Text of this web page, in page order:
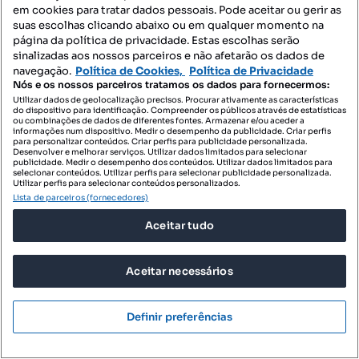
235 000 €1000 €/m²
Casa / Villa T3 em Lage de 235,00 m2
Lage, Vila Verde, Braga
Tipologia
T3
Preço por metro quadrado
235 m²
Destacado
IAD Portugal
Profissional
em cookies para tratar dados pessoais. Pode aceitar ou gerir as
suas escolhas clicando abaixo ou em qualquer momento na
página da política de privacidade. Estas escolhas serão
sinalizadas aos nossos parceiros e não afetarão os dados de
navegação. Política de Cookies, Política de Privacidade
Nós e os nossos parceiros tratamos os dados para fornecermos:
Utilizar dados de geolocalização precisos. Procurar ativamente as características
do dispositivo para identificação. Compreender os públicos através de estatísticas
ou combinações de dados de diferentes fontes. Armazenar e/ou aceder a
informações num dispositivo. Medir o desempenho da publicidade. Criar perfis
para personalizar conteúdos. Criar perfis para publicidade personalizada.
Desenvolver e melhorar serviços. Utilizar dados limitados para selecionar
publicidade. Medir o desempenho dos conteúdos. Utilizar dados limitados para
selecionar conteúdos. Utilizar perfis para selecionar publicidade personalizada.
Utilizar perfis para selecionar conteúdos personalizados.
Lista de parceiros (fornecedores)
Aceitar tudo
Aceitar necessários
Definir preferências